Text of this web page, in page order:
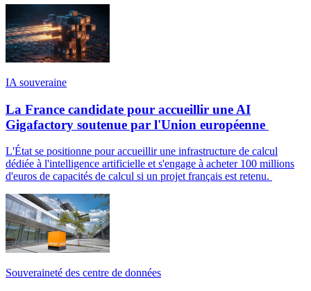
IA souveraine
La France candidate pour accueillir une AI
Gigafactory soutenue par l'Union européenne
L'État se positionne pour accueillir une infrastructure de calcul
dédiée à l'intelligence artificielle et s'engage à acheter 100 millions
d'euros de capacités de calcul si un projet français est retenu.
Souveraineté des centre de données